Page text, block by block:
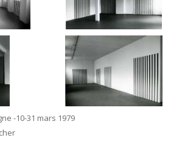
-10-31 mars 1979